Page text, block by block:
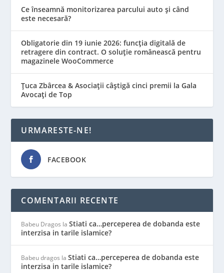
Ce înseamnă monitorizarea parcului auto și când
este necesară?
Obligatorie din 19 iunie 2026: funcția digitală de
retragere din contract. O soluție românească pentru
magazinele WooCommerce
Țuca Zbârcea & Asociații câștigă cinci premii la Gala
Avocați de Top
URMARESTE-NE!
FACEBOOK
COMENTARII RECENTE
Babeu Dragos laStiati ca…perceperea de dobanda este
interzisa in tarile islamice?
Babeu dragos laStiati ca…perceperea de dobanda este
interzisa in tarile islamice?